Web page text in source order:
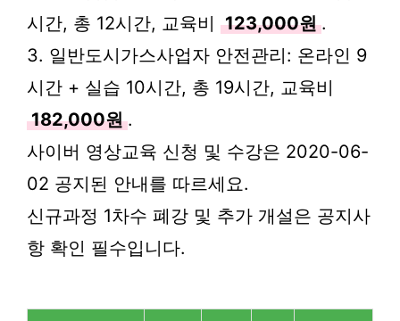
시간, 총 12시간, 교육비 123,000원 .
3. 일반도시가스사업자 안전관리: 온라인 9
시간 + 실습 10시간, 총 19시간, 교육비
182,000원 .
사이버 영상교육 신청 및 수강은 2020-06-
02 공지된 안내를 따르세요.
신규과정 1차수 폐강 및 추가 개설은 공지사
항 확인 필수입니다.